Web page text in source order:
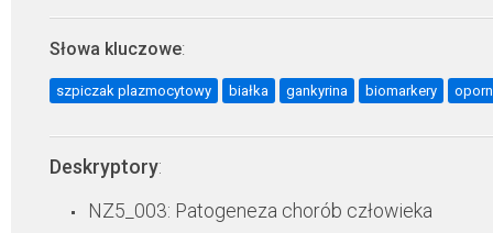
Słowa kluczowe:
szpiczak plazmocytowy białka gankyrina biomarkery
Deskryptory:
NZ5_003: Patogeneza chorób człowieka